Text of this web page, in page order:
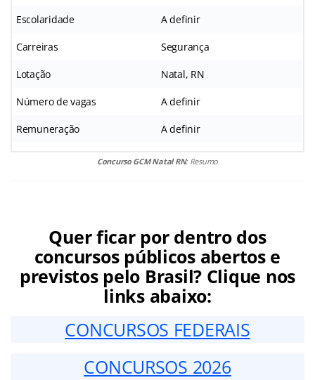
Escolaridade A definir
Carreiras Segurança
Lotação Natal, RN
Número de vagas A definir
Remuneração A definir
Concurso GCM Natal RN: Resumo
Quer ficar por dentro dos
concursos públicos abertos e
previstos pelo Brasil? Clique nos
links abaixo:
CONCURSOS FEDERAIS
CONCURSOS 2026